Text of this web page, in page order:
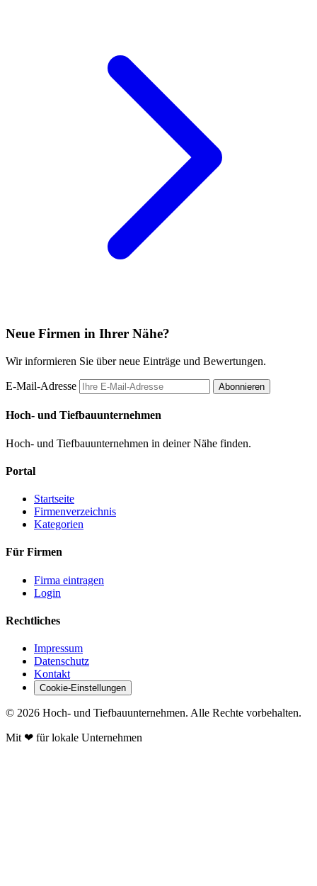
Neue Firmen in Ihrer Nähe?
Wir informieren Sie über neue Einträge und Bewertungen.
E-Mail-Adresse Abonnieren
Hoch- und Tiefbauunternehmen
Hoch- und Tiefbauunternehmen in deiner Nähe finden.
Portal
Startseite
Firmenverzeichnis
Kategorien
Für Firmen
Firma eintragen
Login
Rechtliches
Impressum
Datenschutz
Kontakt
Cookie-Einstellungen
© 2026 Hoch- und Tiefbauunternehmen. Alle Rechte vorbehalten.
Mit ❤ für lokale Unternehmen